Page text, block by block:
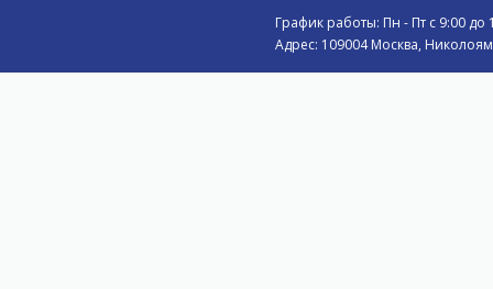
График работы: Пн - Пт с 9:00 до
Адрес: 109004 Москва,